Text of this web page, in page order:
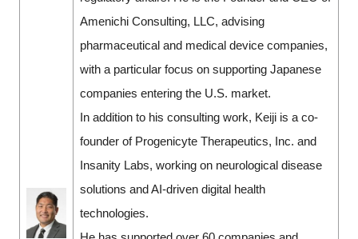
Amenichi Consulting, LLC, advising
pharmaceutical and medical device companies,
with a particular focus on supporting Japanese
companies entering the U.S. market.
In addition to his consulting work, Keiji is a co-
founder of Progenicyte Therapeutics, Inc. and
Insanity Labs, working on neurological disease
solutions and AI-driven digital health
technologies.